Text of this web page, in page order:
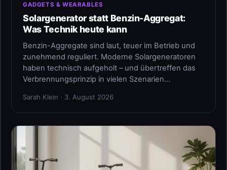
GADGETS & WEARABLES
Solargenerator statt Benzin-Aggregat:
Was Technik heute kann
Benzin-Aggregate sind laut, teuer im Betrieb und
zunehmend reguliert. Moderne Solargeneratoren
haben technisch aufgeholt – und übertreffen das
Verbrennungsprinzip in vielen Szenarien…
Sarah Klein · 3. August 2026